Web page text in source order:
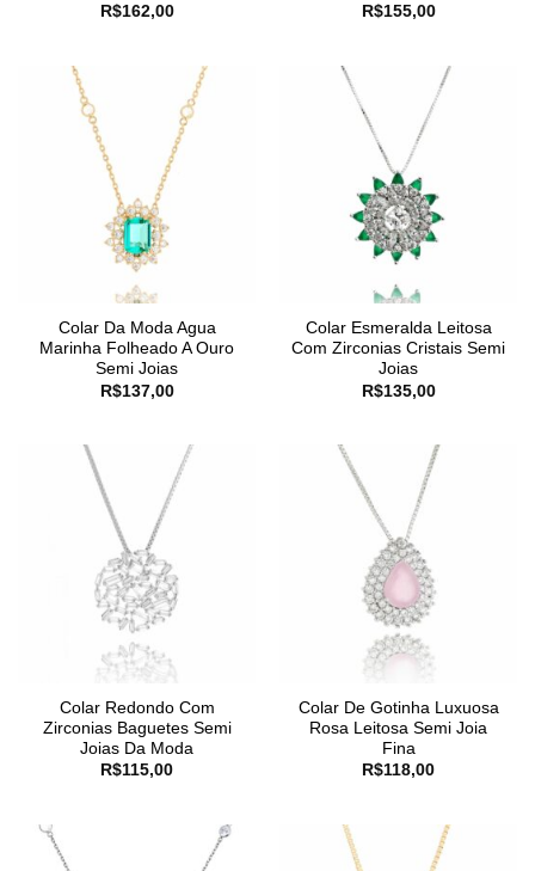
R$162,00
R$155,00
Colar Da Moda Agua
Marinha Folheado A Ouro
Semi Joias
R$137,00
Colar Esmeralda Leitosa
Com Zirconias Cristais Semi
Joias
R$135,00
Colar Redondo Com
Zirconias Baguetes Semi
Joias Da Moda
R$115,00
Colar De Gotinha Luxuosa
Rosa Leitosa Semi Joia
Fina
R$118,00